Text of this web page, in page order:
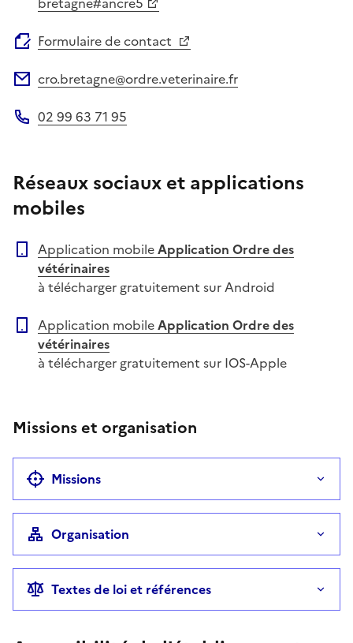
Formulaire de contact
cro.bretagne@ordre.veterinaire.fr
02 99 63 71 95
Réseaux sociaux et applications
mobiles
Application mobileApplication Ordre des
vétérinaires
à télécharger gratuitement sur Android
Application mobileApplication Ordre des
vétérinaires
à télécharger gratuitement sur IOS-Apple
Missions et organisation
Missions
Organisation
Textes de loi et références